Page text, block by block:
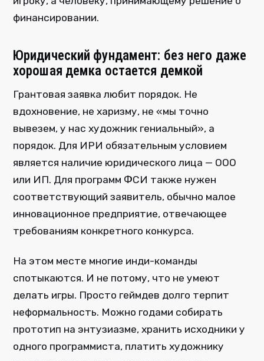
финансировании.
Юридический фундамент: без него даже
хорошая демка остается демкой
Грантовая заявка любит порядок. Не
вдохновение, не харизму, не «мы точно
вывезем, у нас художник гениальный», а
порядок. Для ИРИ обязательным условием
является наличие юридического лица — ООО
или ИП. Для программ ФСИ также нужен
соответствующий заявитель, обычно малое
инновационное предприятие, отвечающее
требованиям конкретного конкурса.
На этом месте многие инди-команды
спотыкаются. И не потому, что не умеют
делать игры. Просто геймдев долго терпит
неформальность. Можно годами собирать
прототип на энтузиазме, хранить исходники у
одного программиста, платить художнику